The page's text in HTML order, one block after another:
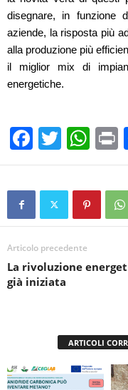
disegnare, in funzione
aziende, la risposta più
alla produzione più
il miglior mix di
energetiche.
F
a
c
b
o
o
T
wi
tt
W
h
at
s
A
p
t
Articolo precedente
La rivoluzione
già iniziata
ARTICOLI